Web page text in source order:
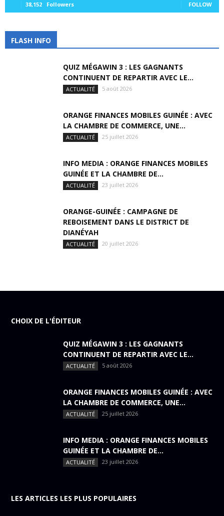
38,152 Followers FOLLOW
FLASH INFO
QUIZ MÉGAWIN 3 : LES GAGNANTS
CONTINUENT DE REPARTIR AVEC LE...
ACTUALITÉ 5 août 2026
ORANGE FINANCES MOBILES GUINÉE : AVEC
LA CHAMBRE DE COMMERCE, UNE...
ACTUALITÉ 25 juillet 2026
INFO MEDIA : ORANGE FINANCES MOBILES
GUINÉE ET LA CHAMBRE DE...
ACTUALITÉ 23 juillet 2026
ORANGE-GUINÉE : CAMPAGNE DE
REBOISEMENT DANS LE DISTRICT DE
DIANÉYAH
ACTUALITÉ 20 juillet 2026
CHOIX DE L'ÉDITEUR
QUIZ MÉGAWIN 3 : LES GAGNANTS
CONTINUENT DE REPARTIR AVEC LE...
ACTUALITÉ 5 août 2026
ORANGE FINANCES MOBILES GUINÉE : AVEC
LA CHAMBRE DE COMMERCE, UNE...
ACTUALITÉ 25 juillet 2026
INFO MEDIA : ORANGE FINANCES MOBILES
GUINÉE ET LA CHAMBRE DE...
ACTUALITÉ 23 juillet 2026
LES ARTICLES LES PLUS POPULAIRES